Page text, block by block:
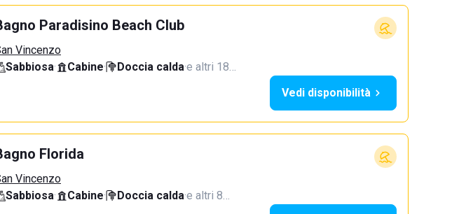
Paradisino Beach Club
Vincenzo
Sabbiosa· Cabine· Doccia calda·e altri 18…
Vedi disponibilità
Florida
Vincenzo
Sabbiosa· Cabine· Doccia calda·e altri 8…